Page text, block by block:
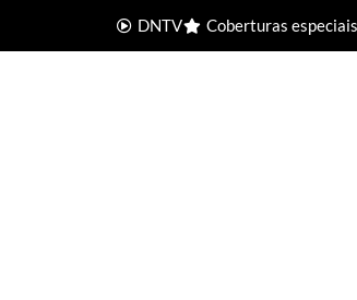
DNTV Coberturas especiais